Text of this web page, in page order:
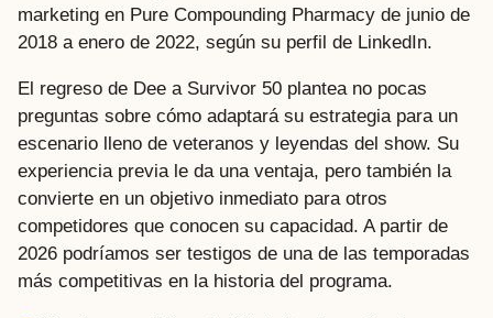
marketing en Pure Compounding Pharmacy de junio de
2018 a enero de 2022, según su perfil de LinkedIn.
El regreso de Dee a Survivor 50 plantea no pocas
preguntas sobre cómo adaptará su estrategia para un
escenario lleno de veteranos y leyendas del show. Su
experiencia previa le da una ventaja, pero también la
convierte en un objetivo inmediato para otros
competidores que conocen su capacidad. A partir de
2026 podríamos ser testigos de una de las temporadas
más competitivas en la historia del programa.